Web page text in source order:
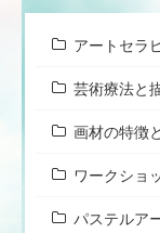
アートセラ
芸術療法と
画材の特徴
ワークショ
パステルア